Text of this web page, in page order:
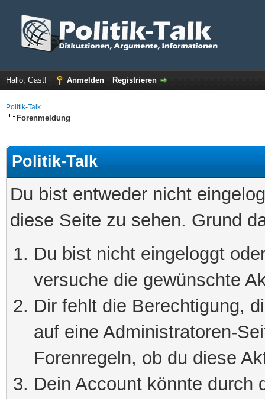
Hallo, Gast! Anmelden Registrieren
Politik-Talk
Forenmeldung
Politik-Talk
Du bist entweder nicht
diese Seite zu sehen. Grund
Du bist nicht eingeloggt
versuche die gewünschte
Dir fehlt die Berechtigung,
auf eine Administratoren-
Forenregeln, ob du diese
Dein Account könnte durch